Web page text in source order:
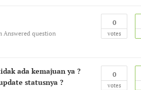
0
votes
Answered question
0
votes
ada kemajuan ya ?
statusnya ?